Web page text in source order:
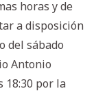
horas y de
a disposición
del sábado
Antonio
18:30 por la